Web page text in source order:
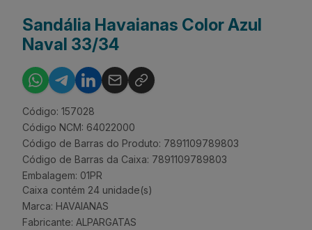
Sandália Havaianas Color Azul
Naval 33/34
Código: 157028
Código NCM: 64022000
Código de Barras do Produto: 7891109789803
Código de Barras da Caixa: 7891109789803
Embalagem: 01PR
Caixa contém 24 unidade(s)
Marca: HAVAIANAS
Fabricante: ALPARGATAS